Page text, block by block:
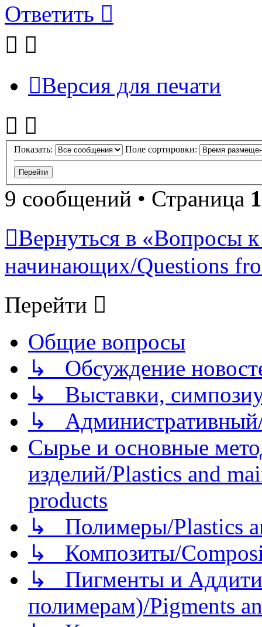
Ответить
Версия для печати
Показать: Поле сортировки:
9 сообщений • Страница 1
Вернуться в «Вопросы
начинающих/Questions
Перейти
Общие вопросы
↳ Обсуждение
↳ Выставки,
↳
Сырье и основные
изделий/Plastics and
products
↳ Полимеры/Plastics
↳ Композиты/
↳ Пигменты и
полимерам)/Pigments